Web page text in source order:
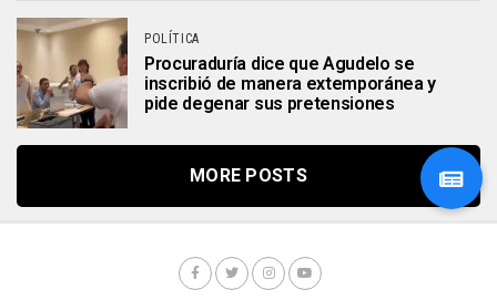
POLÍTICA
Procuraduría dice que Agudelo se
inscribió de manera extemporánea y
pide degenar sus pretensiones
MORE POSTS